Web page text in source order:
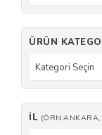
ÜRÜN
Kategori Seçin
İL